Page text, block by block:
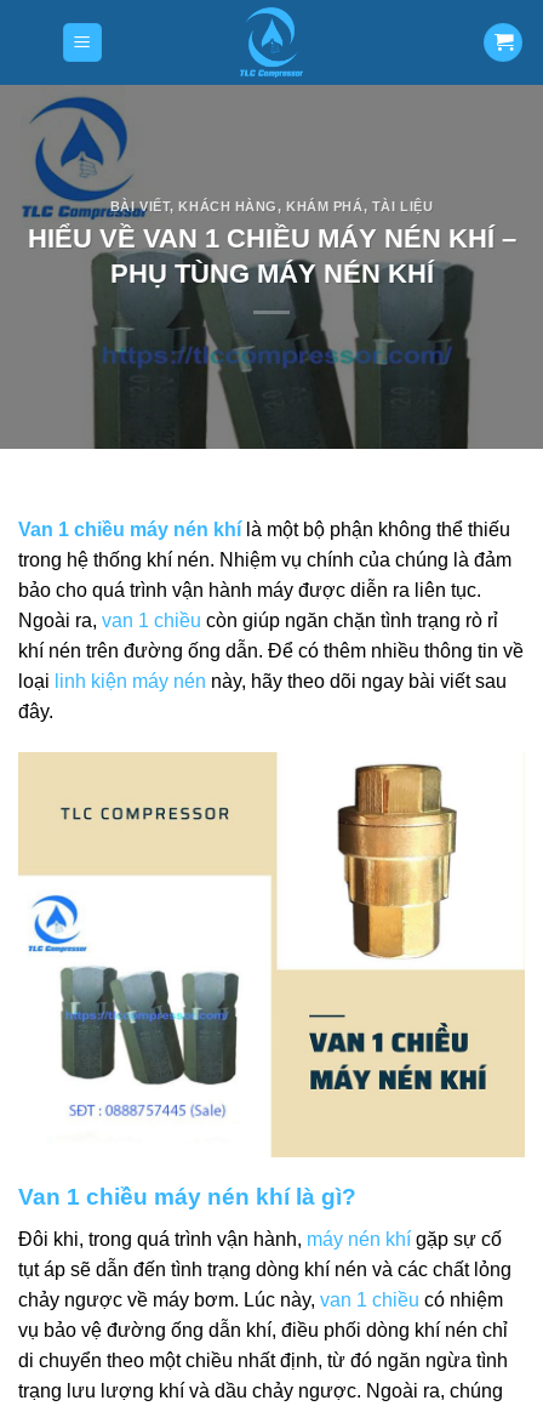
BÀI VIẾT, KHÁCH HÀNG, KHÁM PHÁ, TÀI LIỆU
HIỂU VỀ VAN 1 CHIỀU MÁY NÉN KHÍ –
PHỤ TÙNG MÁY NÉN KHÍ
Van 1 chiều máy nén khí là một bộ phận không thể thiếu
trong hệ thống khí nén. Nhiệm vụ chính của chúng là đảm
bảo cho quá trình vận hành máy được diễn ra liên tục.
Ngoài ra, van 1 chiều còn giúp ngăn chặn tình trạng rò rỉ
khí nén trên đường ống dẫn. Để có thêm nhiều thông tin về
loại linh kiện máy nén này, hãy theo dõi ngay bài viết sau
đây.
Van 1 chiều máy nén khí là gì?
Đôi khi, trong quá trình vận hành, máy nén khí gặp sự cố
tụt áp sẽ dẫn đến tình trạng dòng khí nén và các chất lỏng
chảy ngược về máy bơm. Lúc này, van 1 chiều có nhiệm
vụ bảo vệ đường ống dẫn khí, điều phối dòng khí nén chỉ
di chuyển theo một chiều nhất định, từ đó ngăn ngừa tình
trạng lưu lượng khí và dầu chảy ngược. Ngoài ra, chúng